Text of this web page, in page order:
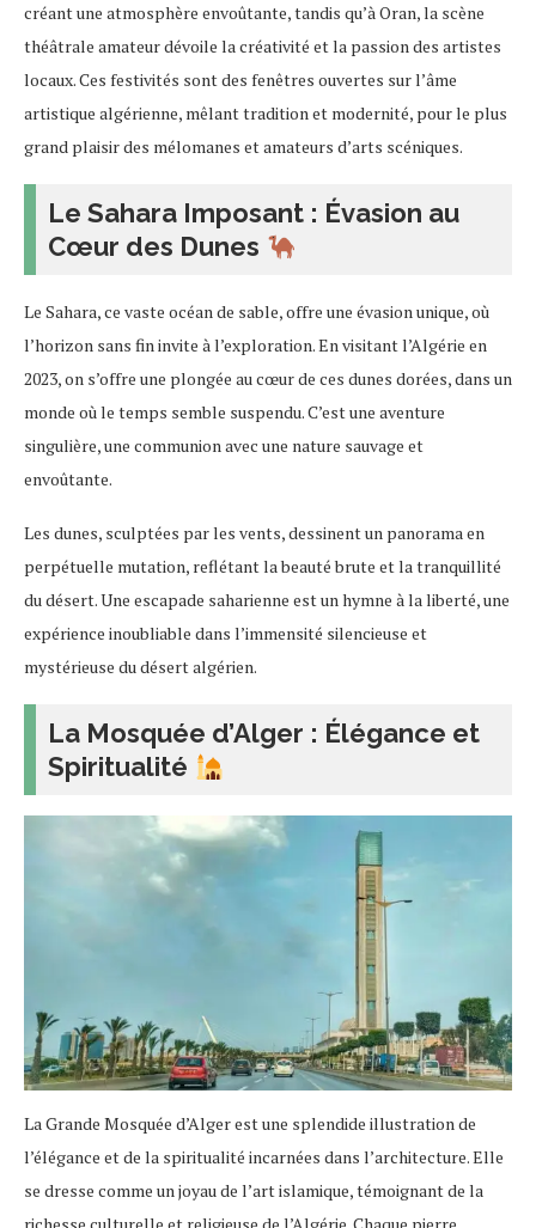
créant une atmosphère envoûtante, tandis qu’à Oran, la scène
théâtrale amateur dévoile la créativité et la passion des artistes
locaux. Ces festivités sont des fenêtres ouvertes sur l’âme
artistique algérienne, mêlant tradition et modernité, pour le plus
grand plaisir des mélomanes et amateurs d’arts scéniques.
Le Sahara Imposant : Évasion au
Cœur des Dunes
Le Sahara, ce vaste océan de sable, offre une évasion unique, où
l’horizon sans fin invite à l’exploration. En visitant l’Algérie en
2023, on s’offre une plongée au cœur de ces dunes dorées, dans un
monde où le temps semble suspendu. C’est une aventure
singulière, une communion avec une nature sauvage et
envoûtante.
Les dunes, sculptées par les vents, dessinent un panorama en
perpétuelle mutation, reflétant la beauté brute et la tranquillité
du désert. Une escapade saharienne est un hymne à la liberté, une
expérience inoubliable dans l’immensité silencieuse et
mystérieuse du désert algérien.
La Mosquée d’Alger : Élégance et
Spiritualité
La Grande Mosquée d’Alger est une splendide illustration de
l’élégance et de la spiritualité incarnées dans l’architecture. Elle
se dresse comme un joyau de l’art islamique, témoignant de la